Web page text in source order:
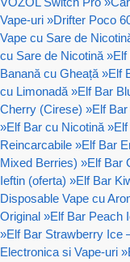
Vape-uri »Drifter Poco
Vape cu Sare de
cu Sare de Nicotină »Elf
Banană cu Gheață »Elf
cu Limonadă »Elf Bar
Cherry (Cirese) »Elf
»Elf Bar cu Nicotină »
Reincarcabile »Elf Bar
Mixed Berries) »Elf Bar
Ieftin (oferta) »Elf Bar
Disposable Vape cu
Original »Elf Bar Peach
»Elf Bar Strawberry Ice
Electronica si Vape-uri »